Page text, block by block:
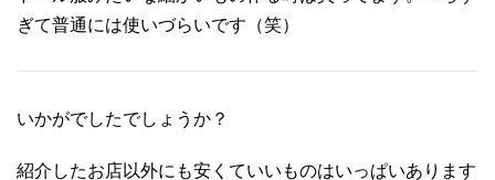
ぎて普通には使いづらいです（笑）
いかがでしたでしょうか？
紹介したお店以外にも安くていいものはいっぱいあります